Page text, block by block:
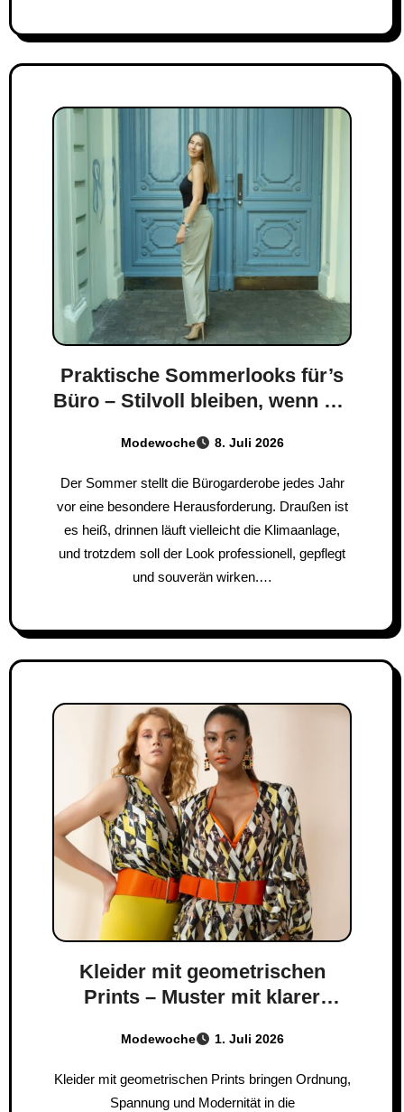
Praktische Sommerlooks für’s
Büro – Stilvoll bleiben, wenn die
Modewoche 8. Juli 2026
Der Sommer stellt die Bürogarderobe jedes Jahr
vor eine besondere Herausforderung. Draußen ist
es heiß, drinnen läuft vielleicht die Klimaanlage,
und trotzdem soll der Look professionell, gepflegt
und souverän wirken.…
Kleider mit geometrischen
Prints – Muster mit klarer
Modewoche 1. Juli 2026
Kleider mit geometrischen Prints bringen Ordnung,
Spannung und Modernität in die